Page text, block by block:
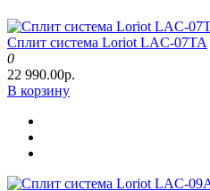
Сплит система Loriot LAC-07TA
0
22 990.00р.
В корзину